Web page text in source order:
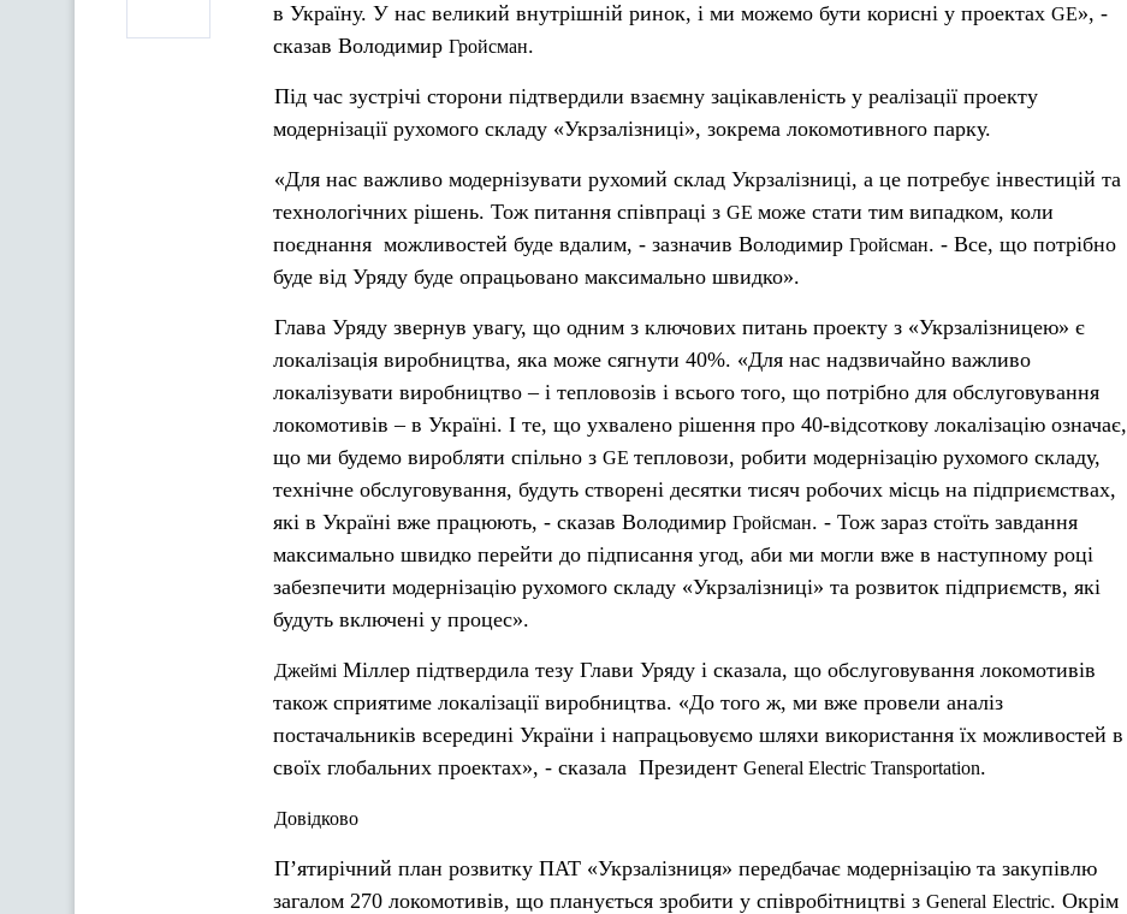
в Україну. У нас великий внутрішній ринок, і ми можемо бути корисні у проектах GE», -
сказав Володимир Гройсман.
Під час зустрічі сторони підтвердили взаємну зацікавленість у реалізації проекту
модернізації рухомого складу «Укрзалізниці», зокрема локомотивного парку.
«Для нас важливо модернізувати рухомий склад Укрзалізниці, а це потребує інвестицій та
технологічних рішень. Тож питання співпраці з GE може стати тим випадком, коли
поєднання можливостей буде вдалим, - зазначив Володимир Гройсман. - Все, що потрібно
буде від Уряду буде опрацьовано максимально швидко».
Глава Уряду звернув увагу, що одним з ключових питань проекту з «Укрзалізницею» є
локалізація виробництва, яка може сягнути 40%. «Для нас надзвичайно важливо
локалізувати виробництво – і тепловозів і всього того, що потрібно для обслуговування
локомотивів – в Україні. І те, що ухвалено рішення про 40-відсоткову локалізацію означає,
що ми будемо виробляти спільно з GE тепловози, робити модернізацію рухомого складу,
технічне обслуговування, будуть створені десятки тисяч робочих місць на підприємствах,
які в Україні вже працюють, - сказав Володимир Гройсман. - Тож зараз стоїть завдання
максимально швидко перейти до підписання угод, аби ми могли вже в наступному році
забезпечити модернізацію рухомого складу «Укрзалізниці» та розвиток підприємств, які
будуть включені у процес».
Джеймі Міллер підтвердила тезу Глави Уряду і сказала, що обслуговування локомотивів
також сприятиме локалізації виробництва. «До того ж, ми вже провели аналіз
постачальників всередині України і напрацьовуємо шляхи використання їх можливостей в
своїх глобальних проектах», - сказала Президент General Electric Transportation.
Довідково
П’ятирічний план розвитку ПАТ «Укрзалізниця» передбачає модернізацію та закупівлю
загалом 270 локомотивів, що планується зробити у співробітництві з General Electric. Окрім